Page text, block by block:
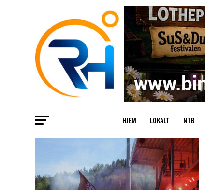
HJEM LOKALT NTB